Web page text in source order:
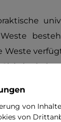
Weste
Training
Die Klaper
von
von